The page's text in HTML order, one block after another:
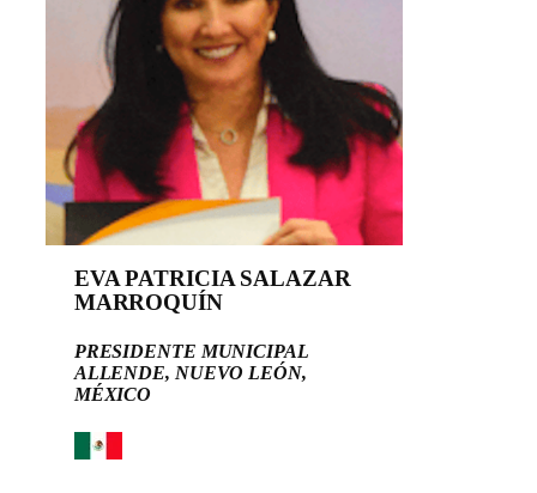
EVA PATRICIA SALAZAR
MARROQUÍN
PRESIDENTE MUNICIPAL
ALLENDE, NUEVO LEÓN,
MÉXICO